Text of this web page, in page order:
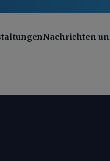
Nachrichten